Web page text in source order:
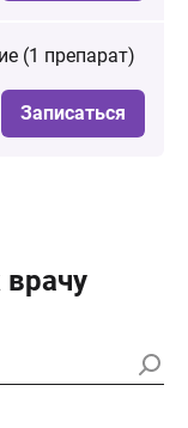
(1 препарат)
Записаться